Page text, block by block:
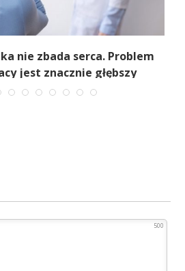
nie zbada serca. Problem
jest znacznie głębszy
500